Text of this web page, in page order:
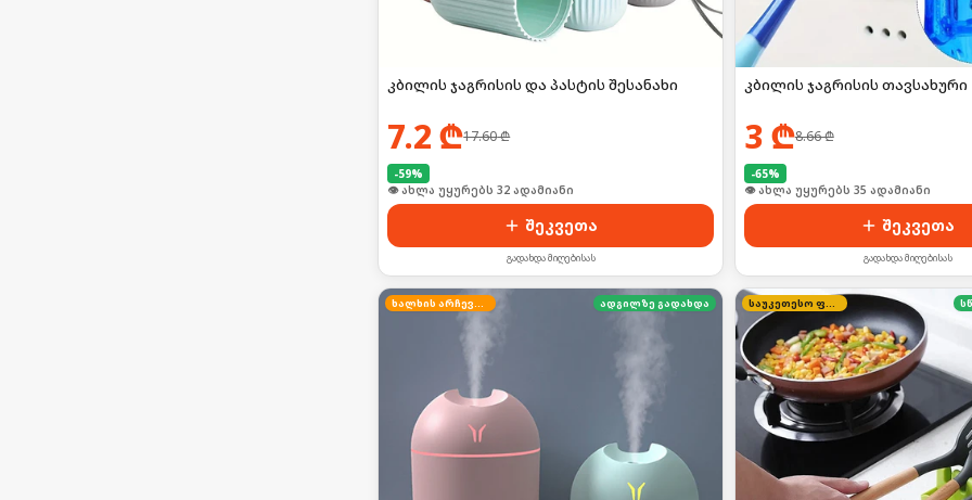
კბილის ჯაგრისის და პასტის შესანახი
7.2₾17.60₾
-59%
👁 ახლა უყურებს 32 ადამიანი
შეკვეთა
გადახდა მიღებისას
კბილის ჯაგრისის თავსახური
3₾8.66₾
-65%
შეკვეთა
გადახდა მიღებისას
ხალხის არჩევანი ადგილზე გადახდა საუკეთესო ფასი